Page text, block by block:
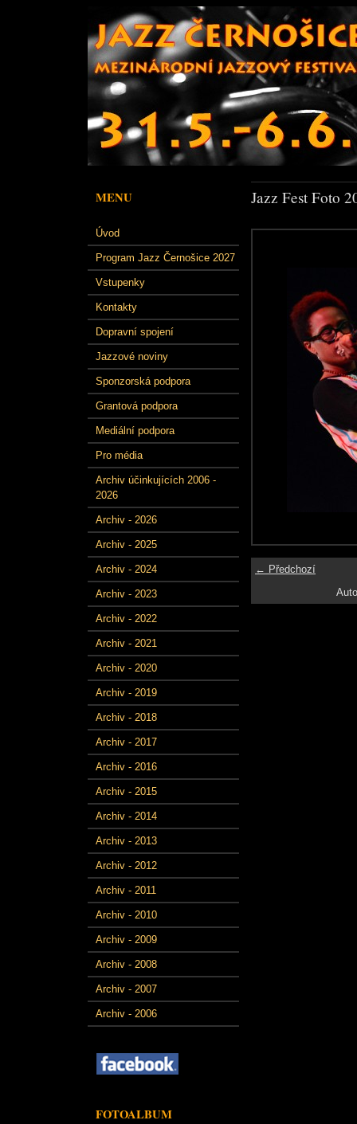
MENU
Úvod
Program Jazz Černošice 2027
Vstupenky
Kontakty
Dopravní spojení
Jazzové noviny
Sponzorská podpora
Grantová podpora
Mediální podpora
Pro média
Archiv účinkujících 2006 -
2026
Archiv - 2026
Archiv - 2025
Archiv - 2024
Archiv - 2023
Archiv - 2022
Archiv - 2021
Archiv - 2020
Archiv - 2019
Archiv - 2018
Archiv - 2017
Archiv - 2016
Archiv - 2015
Archiv - 2014
Archiv - 2013
Archiv - 2012
Archiv - 2011
Archiv - 2010
Archiv - 2009
Archiv - 2008
Archiv - 2007
Archiv - 2006
FOTOALBUM
Jazz Fest Foto
← Předchozí